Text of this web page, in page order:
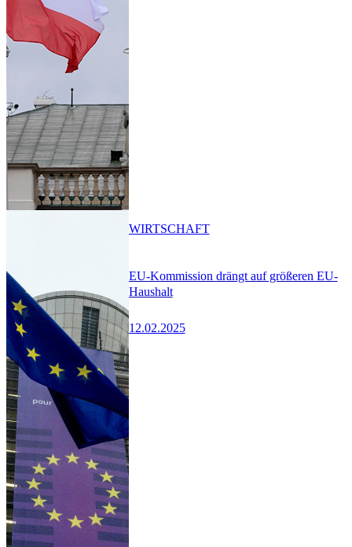
EU-Kommission drängt auf größeren EU-
Haushalt
12.02.2025
WIRTSCHAFT